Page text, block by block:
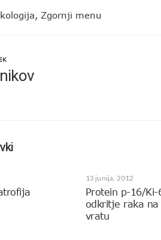
, Zgornji menu
13 junija, 2012
Protein p-16/
odkritje raka
vratu